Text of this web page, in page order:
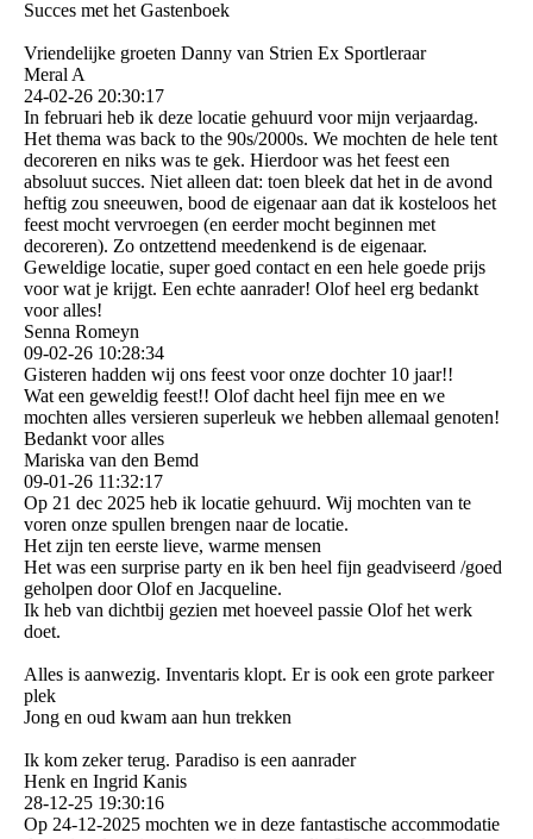
Succes met het Gastenboek
Vriendelijke groeten Danny van Strien Ex Sportleraar
Meral A
24-02-26 20:30:17
In februari heb ik deze locatie gehuurd voor mijn verjaardag.
Het thema was back to the 90s/2000s. We mochten de hele tent
decoreren en niks was te gek. Hierdoor was het feest een
absoluut succes. Niet alleen dat: toen bleek dat het in de avond
heftig zou sneeuwen, bood de eigenaar aan dat ik kosteloos het
feest mocht vervroegen (en eerder mocht beginnen met
decoreren). Zo ontzettend meedenkend is de eigenaar.
Geweldige locatie, super goed contact en een hele goede prijs
voor wat je krijgt. Een echte aanrader! Olof heel erg bedankt
voor alles!
Senna Romeyn
09-02-26 10:28:34
Gisteren hadden wij ons feest voor onze dochter 10 jaar!!
Wat een geweldig feest!! Olof dacht heel fijn mee en we
mochten alles versieren superleuk we hebben allemaal genoten!
Bedankt voor alles
Mariska van den Bemd
09-01-26 11:32:17
Op 21 dec 2025 heb ik locatie gehuurd. Wij mochten van te
voren onze spullen brengen naar de locatie.
Het zijn ten eerste lieve, warme mensen
Het was een surprise party en ik ben heel fijn geadviseerd /goed
geholpen door Olof en Jacqueline.
Ik heb van dichtbij gezien met hoeveel passie Olof het werk
doet.
Alles is aanwezig. Inventaris klopt. Er is ook een grote parkeer
plek
Jong en oud kwam aan hun trekken
Ik kom zeker terug. Paradiso is een aanrader
Henk en Ingrid Kanis
28-12-25 19:30:16
Op 24-12-2025 mochten we in deze fantastische accommodatie